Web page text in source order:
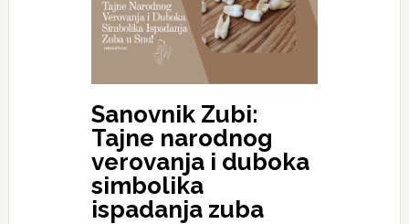
Sanovnik Zubi:
Tajne narodnog
verovanja i duboka
simbolika
ispadanja zuba